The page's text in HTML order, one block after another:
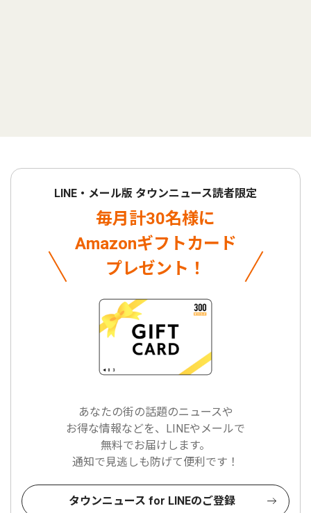
LINE・メール版 タウンニュース読者限定
毎月計30名様に
Amazonギフトカード
プレゼント！
あなたの街の話題のニュースや
お得な情報などを、LINEやメールで
無料でお届けします。
通知で見逃しも防げて便利です！
タウンニュース for LINEのご登録